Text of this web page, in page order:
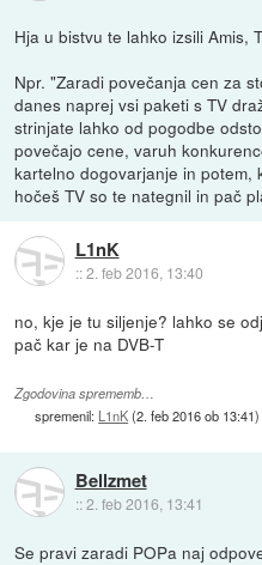
Hja u bistvu te lahko izsili Amis,
Npr. "Zaradi povečanja cen za
danes naprej vsi paketi s TV
strinjate lahko od pogodbe
povečajo cene, varuh
kartelno dogovarjanje in potem,
hočeš TV so te nategnil in pač
L1nK
::2. feb 2016, 13:40
no, kje je tu siljenje? lahko se
pač kar je na DVB-T
Zgodovina sprememb…
spremenil: L1nK(2. feb 2016 ob 13:41)
Bellzmet
::2. feb 2016, 13:41
Se pravi zaradi POPa naj